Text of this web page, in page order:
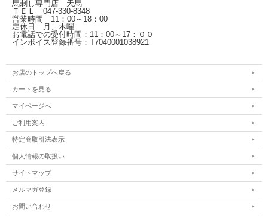
馬刺し専門店 天馬
ＴＥＬ 047-330-8348
営業時間 11：00～18：00
定休日 月、木曜
お電話での受付時間：11：00～17：００
インボイス登録番号：T7040001038921
お店のトップへ戻る
カートを見る
マイページへ
ご利用案内
特定商取引法表示
個人情報の取扱い
サイトマップ
メルマガ登録
お問い合わせ